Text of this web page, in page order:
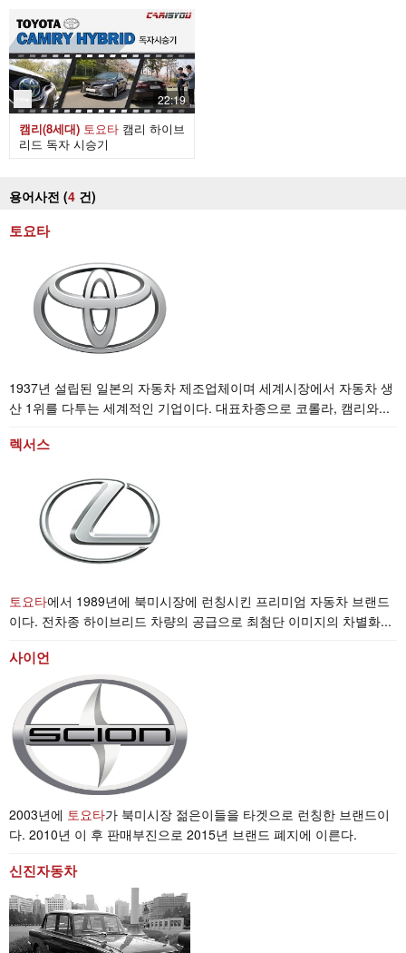
캠리(8세대) 토요타 캠리 하이브
리드 독자 시승기
22:19
용어사전 (4 건)
토요타
1937년 설립된 일본의 자동차 제조업체이며 세계시장에서 자동차 생
산 1위를 다투는 세계적인 기업이다. 대표차종으로 코롤라, 캠리와...
렉서스
토요타에서 1989년에 북미시장에 런칭시킨 프리미엄 자동차 브랜드
이다. 전차종 하이브리드 차량의 공급으로 최첨단 이미지의 차별화...
사이언
2003년에 토요타가 북미시장 젊은이들을 타겟으로 런칭한 브랜드이
다. 2010년 이 후 판매부진으로 2015년 브랜드 폐지에 이른다.
신진자동차